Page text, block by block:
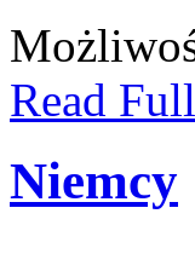
Read Full
Niemcy